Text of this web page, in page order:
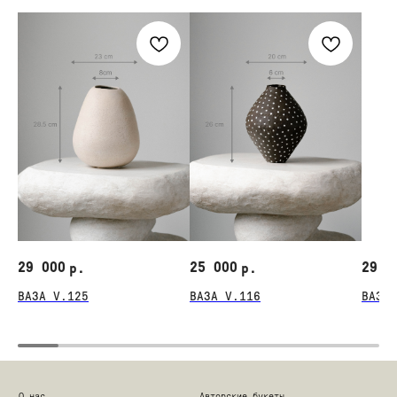
29 000 р.
ВАЗА V.125
25 000 р.
ВАЗА V.116
29
ВАЗА